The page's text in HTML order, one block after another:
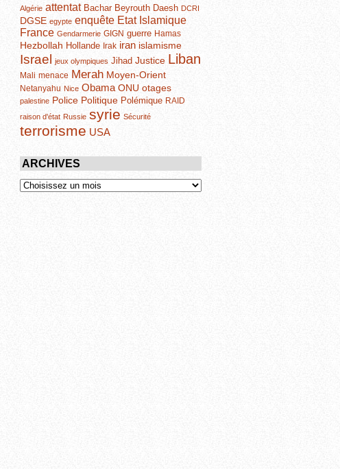
Algérie attentat Bachar Beyrouth Daesh DCRI
DGSE egypte enquête Etat Islamique
France Gendarmerie GIGN guerre Hamas
Hezbollah Hollande Irak iran islamisme
Israel jeux olympiques Jihad Justice Liban
Mali menace Merah Moyen-Orient
Netanyahu Nice Obama ONU otages
palestine Police Politique Polémique RAID
raison d'état Russie syrie Sécurité
terrorisme USA
ARCHIVES